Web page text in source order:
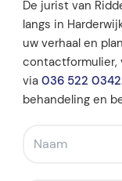
De jurist van
langs in
uw verhaal en
contactformulier,
via 036 522 0342
behandeling en